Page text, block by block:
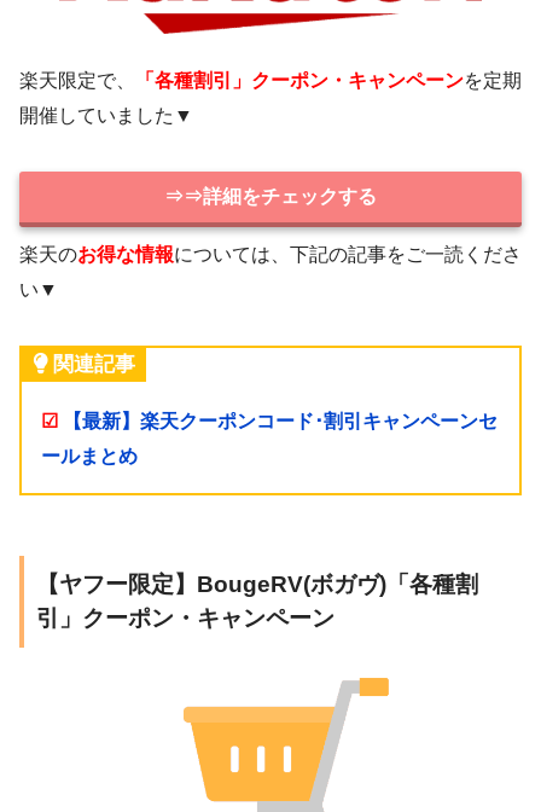
楽天限定で、 「各種割引」クーポン・キャンペーンを定期
開催していました▼
⇒⇒詳細をチェックする
楽天のお得な情報については、下記の記事をご一読くださ
い▼
関連記事
☑
【最新】楽天クーポンコード･割引キャンペーンセ
ールまとめ
【ヤフー限定】BougeRV(ボガヴ)「各種割
引」クーポン・キャンペーン